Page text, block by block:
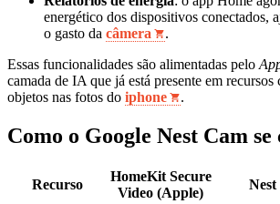
energético dos dispositivos conectados,
o gasto da câmera
.
Essas funcionalidades são alimentadas pelo
camada de IA que já está presente em recursos
objetos nas fotos do iphone .
Como o Google Nest Cam
Recurso
HomeKit Secure
Video (Apple)
Nest